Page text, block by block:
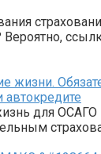
Вероятно,
жизни.
автокредите
для ОСАГО